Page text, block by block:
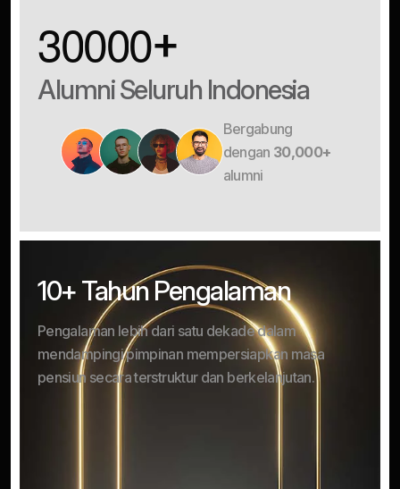
30000+
Alumni Seluruh Indonesia
Bergabung
dengan 30,000+
alumni
10+ Tahun Pengalaman
Pengalaman lebih dari satu dekade dalam
mendampingi pimpinan mempersiapkan masa
pensiun secara terstruktur dan berkelanjutan.